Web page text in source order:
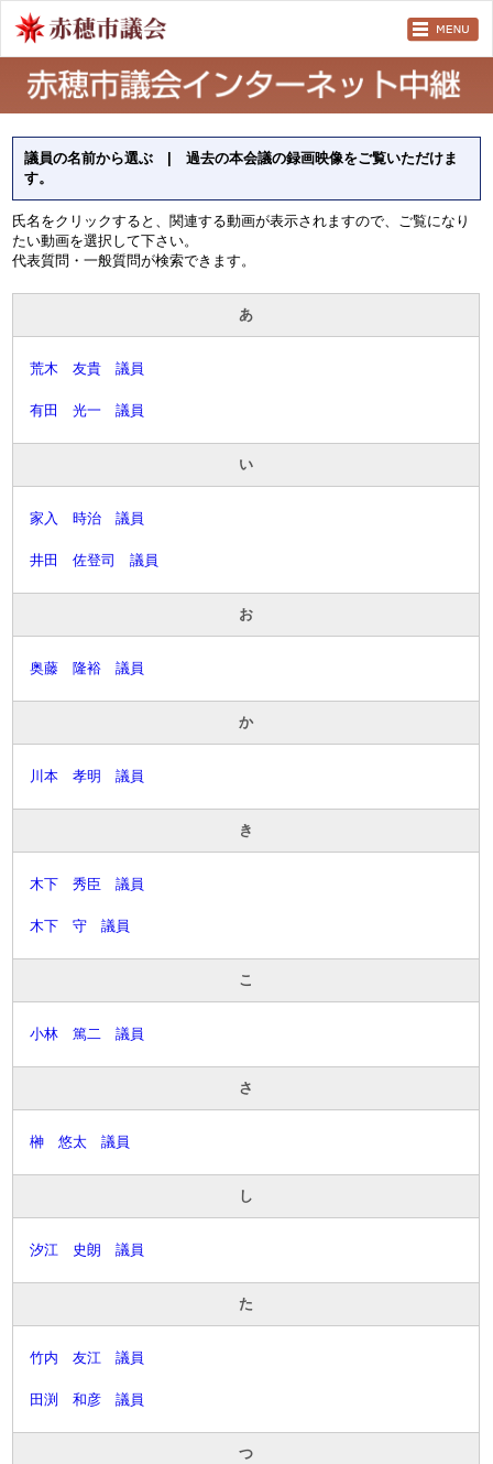
議員の名前から選ぶ | 過去の本会議の録画映像をご覧いただけま
す。
氏名をクリックすると、関連する動画が表示されますので、ご覧になり
たい動画を選択して下さい。
代表質問・一般質問が検索できます。
あ
荒木 友貴 議員
有田 光一 議員
い
家入 時治 議員
井田 佐登司 議員
お
奥藤 隆裕 議員
か
川本 孝明 議員
き
木下 秀臣 議員
木下 守 議員
こ
小林 篤二 議員
さ
榊 悠太 議員
し
汐江 史朗 議員
た
竹内 友江 議員
田渕 和彦 議員
つ